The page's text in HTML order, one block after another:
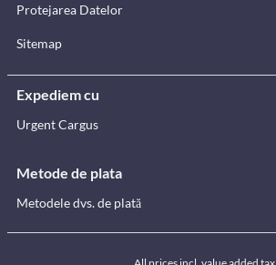
Protejarea Datelor
Sitemap
Expediem cu
Urgent Cargus
Metode de plata
Metodele dvs. de plată